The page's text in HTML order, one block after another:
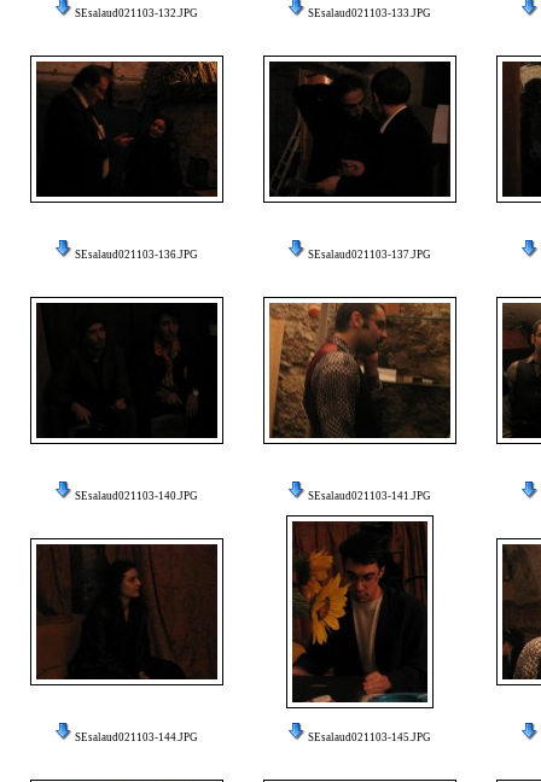
SEsalaud021103-132.JPG SEsalaud021103-133.JPG
SEsalaud021103-136.JPG SEsalaud021103-137.JPG
SEsalaud021103-140.JPG SEsalaud021103-141.JPG
SEsalaud021103-144.JPG SEsalaud021103-145.JPG